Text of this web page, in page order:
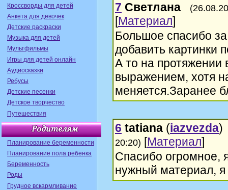
Кроссворды для детей
Анкета для девочек
Детские раскраски
Музыка для детей
Мультфильмы
Игры для детей онлайн
Аудиосказки
Ребусы
Детские песенки
Детское творчество
Путешествия
Планирование беременности
Планирование пола ребенка
Беременность
Роды
Грудное вскармливание
7 Светлана
[Материал]
Большое спасибо
добавить картинки
А то на протяжении
выражением, хотя
меняется.Заранее
6 tatiana (iazvezda
20:20) [Материал]
Спасибо огромное,
нужный материал, я